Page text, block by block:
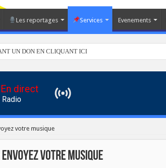
Les reportages Services Evenements
UN DON EN CLIQUANT ICI
En direct
votre musique
Envoyez votre musique